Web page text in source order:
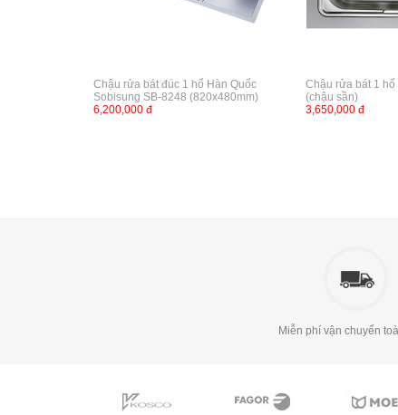
Chậu rửa bát đúc 1 hố Hàn Quốc
Sobisung SB-8248 (820x480mm)
6,200,000 đ
Chậu rửa bát 1
(chậu sần)
3,650,000 đ
Miễn phí vận chuyển